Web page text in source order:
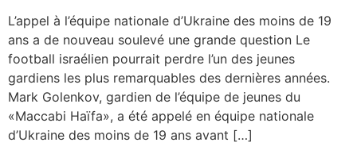
L’appel à l’équipe nationale d’Ukraine des moins de 19
ans a de nouveau soulevé une grande question Le
football israélien pourrait perdre l’un des jeunes
gardiens les plus remarquables des dernières années.
Mark Golenkov, gardien de l’équipe de jeunes du
«Maccabi Haïfa», a été appelé en équipe nationale
d’Ukraine des moins de 19 ans avant […]